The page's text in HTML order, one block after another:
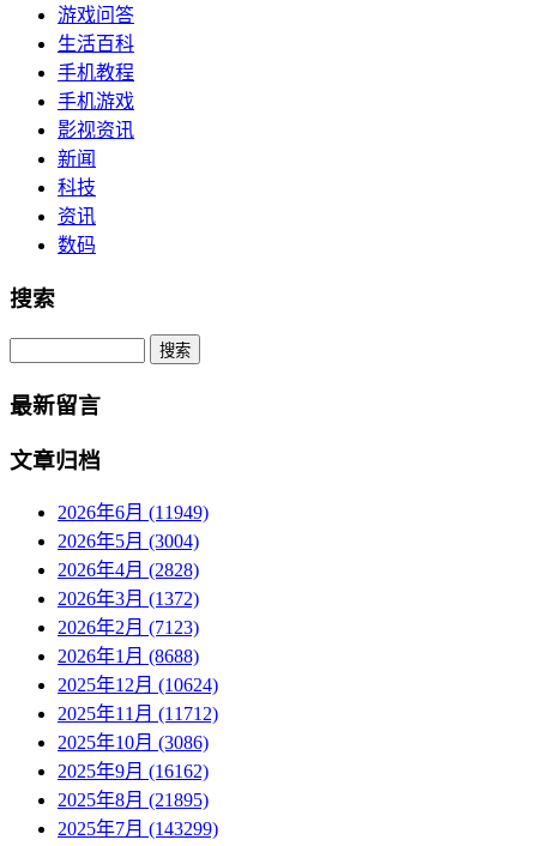
游戏问答
生活百科
手机教程
手机游戏
影视资讯
新闻
科技
资讯
数码
搜索
Search
最新留言
文章归档
2026年6月 (11949)
2026年5月 (3004)
2026年4月 (2828)
2026年3月 (1372)
2026年2月 (7123)
2026年1月 (8688)
2025年12月 (10624)
2025年11月 (11712)
2025年10月 (3086)
2025年9月 (16162)
2025年8月 (21895)
2025年7月 (143299)